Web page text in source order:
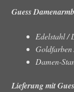
Guess
Edelstahl /
Goldfarben
Damen-
Lieferung mit